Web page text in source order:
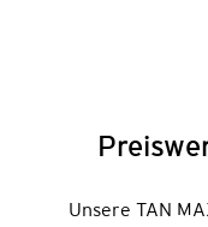
Unsere TAN